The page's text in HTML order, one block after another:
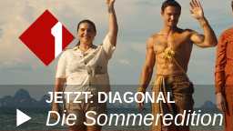
JETZT: DIAGONAL
Die Sommeredition